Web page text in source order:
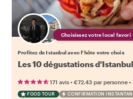
Choisissez votre local favori
Profitez de Istanbul avec l'hôte votre choix
Les 10 dégustations
171 avis • €72.43 par personne •
FOOD TOUR CONFIRMATION